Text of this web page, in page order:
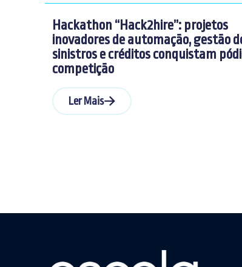
Hackathon “Hack2hire”: projetos
inovadores de automação, gestão
sinistros e créditos conquistam
competição
Ler Mais